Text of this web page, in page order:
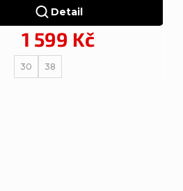
1 599 Kč
Detail
30 38